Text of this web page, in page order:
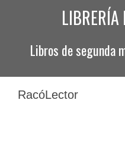
LIBRERÍA
Libros de segunda
RacóLector